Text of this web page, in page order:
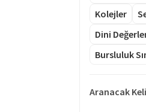
Kolejler
Dini
Bursluluk
Aranacak